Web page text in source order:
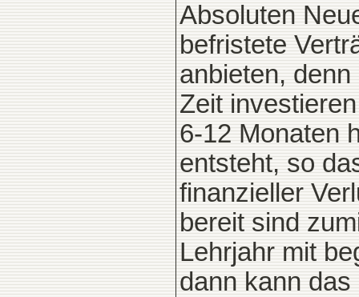
Absoluten
befristete
anbieten,
Zeit
6-12 Monaten
entsteht, so
finanzieller
bereit sind
Lehrjahr mit
dann kann